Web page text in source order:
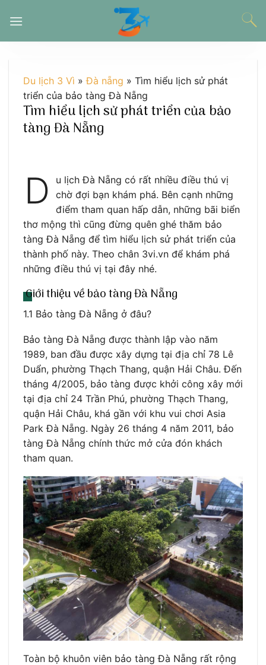
đến
Du lịch 3 Vì »Đà nẵng » Tìm hiểu lịch sử phát
triển của bảo tàng Đà Nẵng
Tìm hiểu lịch sử phát triển của bảo
tàng Đà Nẵng
D
u lịch Đà Nẵng có rất nhiều điều thú vị
chờ đợi bạn khám phá. Bên cạnh những
điểm tham quan hấp dẫn, những bãi biển
thơ mộng thì cũng đừng quên ghé thăm bảo
tàng Đà Nẵng để tìm hiểu lịch sử phát triển của
thành phố này. Theo chân 3vi.vn để khám phá
những điều thú vị tại đây nhé.
Giới thiệu về bảo tàng Đà Nẵng
1.1 Bảo tàng Đà Nẵng ở đâu?
Bảo tàng Đà Nẵng được thành lập vào năm
1989, ban đầu được xây dựng tại địa chỉ 78 Lê
Duẩn, phường Thạch Thang, quận Hải Châu. Đến
tháng 4/2005, bảo tàng được khởi công xây mới
tại địa chỉ 24 Trần Phú, phường Thạch Thang,
quận Hải Châu, khá gần với khu vui chơi Asia
Park Đà Nẵng. Ngày 26 tháng 4 năm 2011, bảo
tàng Đà Nẵng chính thức mở cửa đón khách
tham quan.
Toàn bộ khuôn viên bảo tàng Đà Nẵng rất rộng